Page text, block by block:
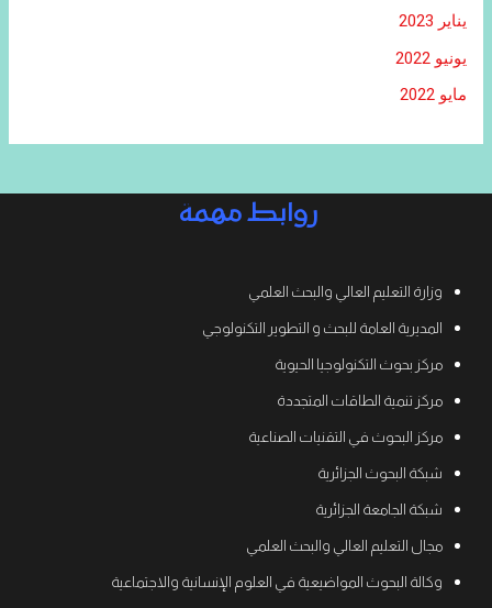
يناير 2023
يونيو 2022
مايو 2022
روابط مهمة
وزارة التعليم العالي والبحث العلمي
المديرية العامة للبحث و التطوير التكنولوجي
مركز بحوث التكنولوجيا الحيوية
مركز تنمية الطاقات المتجددة
مركز البحوث في التقنيات الصناعية
شبكة البحوث الجزائرية
شبكة الجامعة الجزائرية
مجال التعليم العالي والبحث العلمي
وكالة البحوث المواضيعية في العلوم الإنسانية والاجتماعية